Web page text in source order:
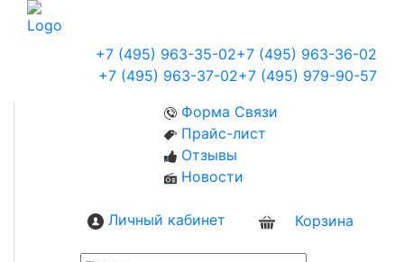
+7 (495) 963-35-02+7 (495) 963-36-02
+7 (495) 963-37-02+7 (495) 979-90-57
Форма Связи
Прайс-лист
Отзывы
Новости
Личный кабинет Корзина